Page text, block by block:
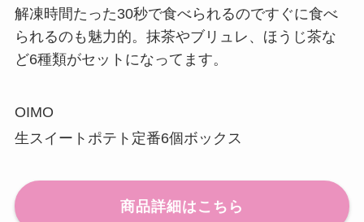
解凍時間たった30秒で食べられるのですぐに食べ
られるのも魅力的。抹茶やブリュレ、ほうじ茶な
ど6種類がセットになってます。
OIMO
生スイートポテト定番6個ボックス
商品詳細はこちら